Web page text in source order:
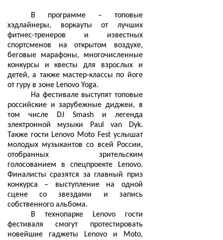
В программе – топовые
хэдлайнеры, воркауты от лучших
фитнес-тренеров и известных
спортсменов на открытом воздухе,
беговые марафоны, многочисленные
конкурсы и квесты для взрослых и
детей, а также мастер-классы по йоге
от гуру в зоне Lenovo Yoga.
На фестивале выступят топовые
российские и зарубежные диджеи, в
том числе DJ Smash и легенда
электронной музыки Paul van Dyk.
Также гости Lenovo Moto Fest услышат
молодых музыкантов со всей России,
отобранных зрительским
голосованием в спецпроекте Lenovo.
Финалисты сразятся за главный приз
конкурса – выступление на одной
сцене со звездами и запись
собственного альбома.
В технопарке Lenovo гости
фестиваля смогут протестировать
новейшие гаджеты Lenovo и Moto,